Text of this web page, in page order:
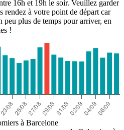
16h et 19h le soir. Veuillez garder
rendez à votre point de départ car
plus de temps pour arriver, en
!
à Barcelone